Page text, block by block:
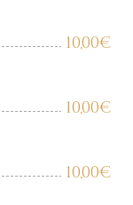
10,00€
10,00€
10,00€